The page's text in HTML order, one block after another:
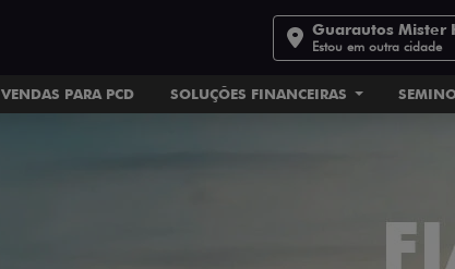
Guarautos Mister
Estou em outra cidade
VENDAS PARA PCD SOLUÇÕES FINANCEIRAS